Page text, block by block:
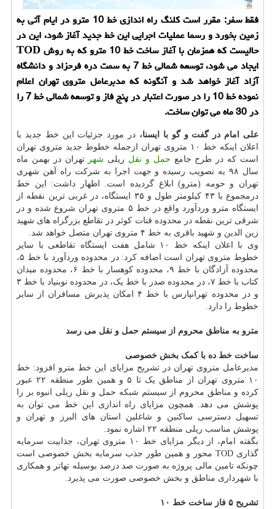
فقط سفر: مقرر است كلنگ راه اندازی خط 10 مترو در ایام آتی به
زمین بخورد و رسما عملیات اجرایی این خط جدید آغاز شود، این در
حالیست كه همزمان با آغاز ساخت خط 10 مترو كه به روش TOD
ایجاد می شود، توسعه شمالی خط 7 به سمت دره فرحزاد و دانشگاه
آزاد آغاز خواهد شد و آنگونه كه مدبرعامل متروی تهران اعلام
نموده خط 10 را در صورت اعتبار در پنج فاز و توسعه شمالی خط 7 را
در 30 ماه می توان ساخت.
علی امام در گفت و گو با ایسنا، در مورد جزئیات این خط جدید با
اعلان اینکه خط ۱۰ متروی تهران ازجمله خطوط جدید متروی تهران
است که در طرح جامع حمل و نقل ریلی شهر تهران در بهمن ماه
سال ۹۸ به تصویب رسیده و جهت اجرا به شرکت راه آهن شهری
تهران و حومه (مترو) ابلاغ گردیده است. اظهار داشت: این خط
درمجموع با ۴۳ کیلومتر طول و ۳۵ ایستگاه، در غربی ترین نقطه از
ایستگاه مترو وردآورد واقع در خط ۵ متروی تهران شروع شده و در
شرقی ترین نقطه در محدوده قنات کوثر در تقاطع بزرگراه های شهید
زین الدین و شهید باقری به خط ۴ متروی تهران متصل خواهد شد.
وی با اعلان اینکه خط ۱۰ شامل هفت ایستگاه تقاطعی با سایر
خطوط متروی تهران است اضافه کرد: در محدوده وردآورد با خط ۵،
محدوده آزادگان با خط ۹، محدوده کوهسار با خط ۶، محدوده میدان
کتاب با خط ۷، در محدوده صدر با خط یک، در محدوده نوبنیاد با خط ۳
و در محدوده تهرانپارس با خط ۴ امکان پذیرش مسافران از سایر
خطوط را دارد.
مترو به مناطق محروم از سیستم حمل و نقل می رسد
ساخت خط ده با کمک بخش خصوصی
مدیرعامل متروی تهران در تشریح مزایای این خط مترو افزود: خط
۱۰ متروی تهران از مناطق یک تا ۵ و همین طور منطقه ۲۲ عبور
کرده و مناطق محروم از سیستم شبکه حمل و نقل ریلی انبوه بر را
پوشش می دهد. همچون مزایای راه اندازی این خط می توان به
تسهیل دسترسی ساکنین و شاغلین استان های البرز و تهران و
پوشش مناسب ریلی منطقه ۲۲ اشاره نمود.
بگفته امام، از دیگر مزایای خط ۱۰ متروی تهران، جذابیت سرمایه
گذاری TOD محور و همین طور جذب سرمایه بخش خصوصی است
چونکه تامین مالی پروژه به صورت صد درصد بوسیله تهاتر و همکاری
با شهرداری مناطق و بخش خصوصی صورت می پذیرد.
تشریح ۵ فاز ساخت خط ۱۰